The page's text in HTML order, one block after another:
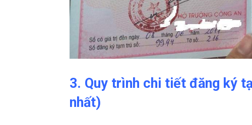
3. Quy trình chi tiết đăng ký
nhất)